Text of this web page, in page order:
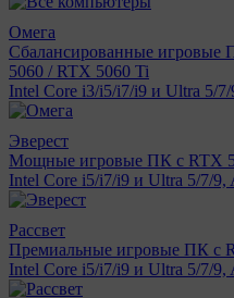
Омега
Сбалансированные игровые
5060 / RTX 5060 Ti
Intel Core i3/i5/i7/i9 и Ultra 5/
Эверест
Мощные игровые ПК с RTX
Intel Core i5/i7/i9 и Ultra 5/7/9,
Рассвет
Премиальные игровые ПК с
Intel Core i5/i7/i9 и Ultra 5/7/9,